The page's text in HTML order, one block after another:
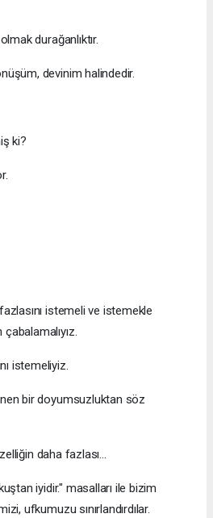
durağanlıktır.
devinim halindedir.
ki?
istemeli ve istemekle
istemeliyiz.
bir doyumsuzluktan söz
daha fazlası...
iyidir." masalları ile bizim
ufkumuzu sınırlandırdılar.